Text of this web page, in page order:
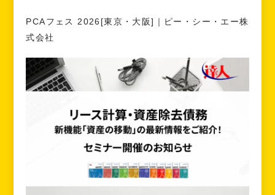
PCAフェス 2026[東京・大阪]｜ピー・シー・エー株
式会社